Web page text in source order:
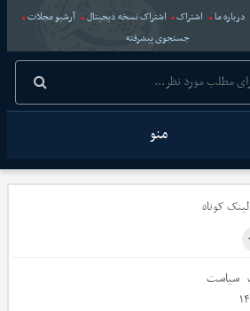
درباره ما اشتراک اشتراک نسخه دیجیتال
آرشیو مجلات
جستجوی پیشرفته
منو
لینک کوتاه
سیاست